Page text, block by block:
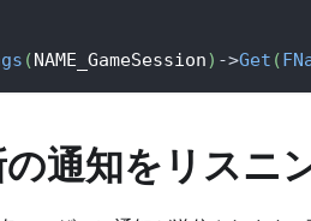
(NAME_GameSession) ->Get (
通知をリスニ